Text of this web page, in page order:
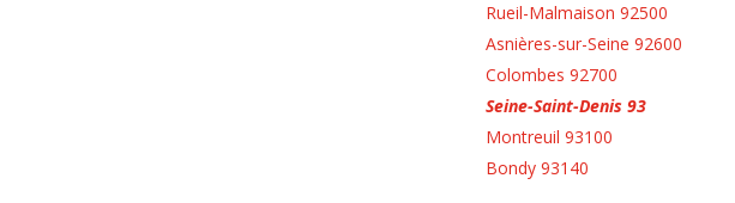
Rueil-Malmaison 92500
Asnières-sur-Seine 92600
Colombes 92700
Seine-Saint-Denis 93
Montreuil 93100
Bondy 93140